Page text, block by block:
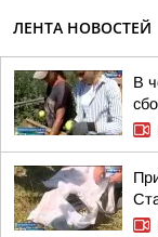
ЛЕНТА НОВОСТЕЙ
В